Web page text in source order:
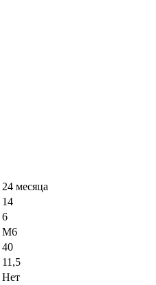
24 месяца
14
6
М6
40
11,5
Нет